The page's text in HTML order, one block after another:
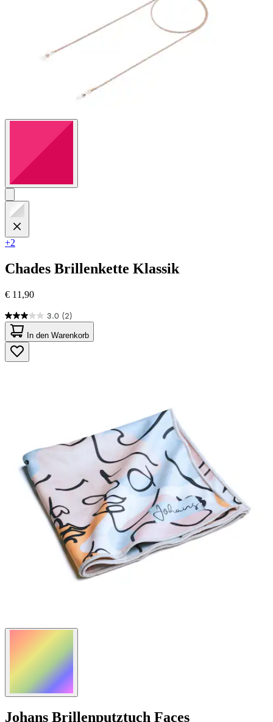
+2
Chades Brillenkette Klassik
€ 11,90
3.0 (2)
3.0
von
5
Sternen.
2
In den Warenkorb
Johans Brillenputztuch Faces